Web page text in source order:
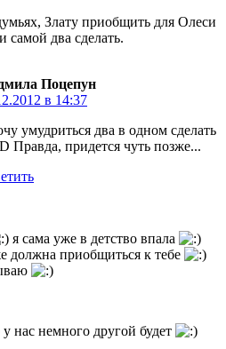
Злату приобщить для Олеси
самой два сделать.
Поцепун
в 14:37
умудриться два в одном сделать
Правда, придется чуть позже...
я сама уже в детство впала
должна приобщиться к тебе
у нас немного другой будет